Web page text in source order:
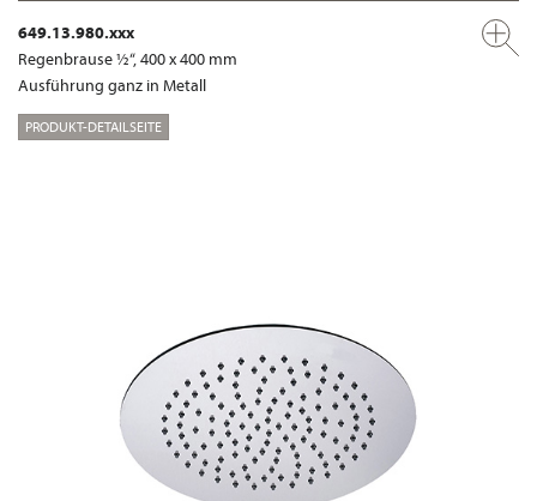
649.13.980.xxx
Regenbrause ½“, 400 x 400 mm
Ausführung ganz in Metall
PRODUKT-DETAILSEITE